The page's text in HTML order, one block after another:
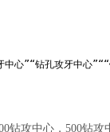
心”“钻孔攻牙中心
钻攻中心，500钻